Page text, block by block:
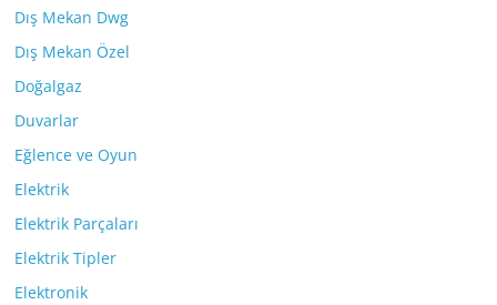
Dış Mekan Dwg
Dış Mekan Özel
Doğalgaz
Duvarlar
Eğlence ve Oyun
Elektrik
Elektrik Parçaları
Elektrik Tipler
Elektronik